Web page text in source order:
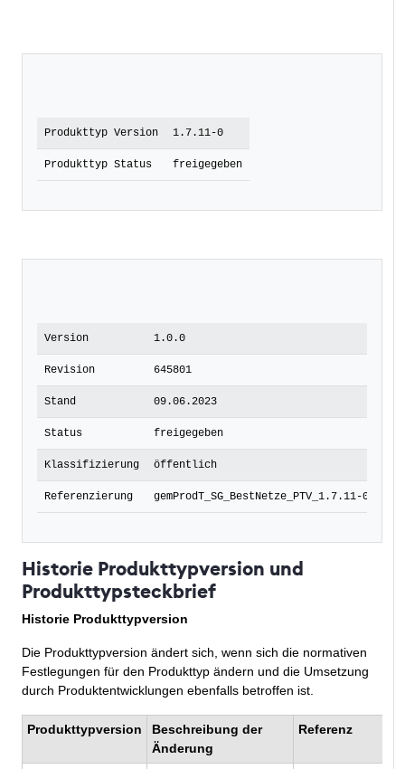
Produkttyp Version 1.7.11-0
Produkttyp Status freigegeben
Version 1.0.0
Revision 645801
Stand 09.06.2023
Status freigegeben
Klassifizierung öffentlich
Referenzierung gemProdT_SG_BestNetze_PTV_1.7.11-0
Historie Produkttypversion und
Produkttypsteckbrief
Historie Produkttypversion
Die Produkttypversion ändert sich, wenn sich die normativen
Festlegungen für den Produkttyp ändern und die Umsetzung
durch Produktentwicklungen ebenfalls betroffen ist.
Produkttypversion
Beschreibung der
Änderung
Referenz